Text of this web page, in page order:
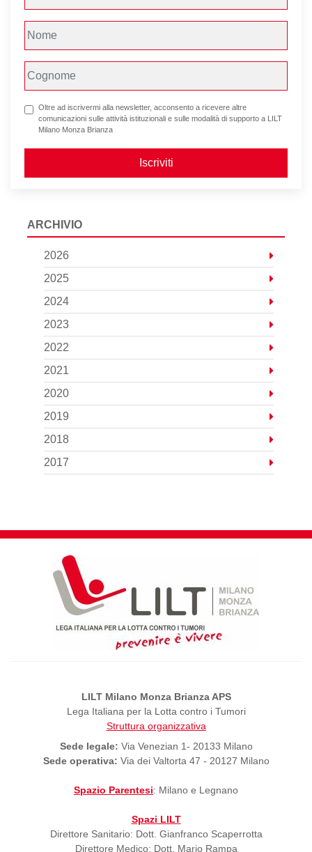
Oltre ad iscrivermi alla newsletter, acconsento a ricevere altre
comunicazioni sulle attività istituzionali e sulle modalità di supporto a LILT
Milano Monza Brianza
Iscriviti
ARCHIVIO
2026
2025
2024
2023
2022
2021
2020
2019
2018
2017
LILT Milano Monza Brianza APS
Lega Italiana per la Lotta contro i Tumori
Struttura organizzativa
Sede legale: Via Venezian 1- 20133 Milano
Sede operativa: Via dei Valtorta 47 - 20127 Milano
Spazio Parentesi: Milano e Legnano
Spazi LILT
Direttore Sanitario: Dott. Gianfranco Scaperrotta
Direttore Medico: Dott. Mario Rampa